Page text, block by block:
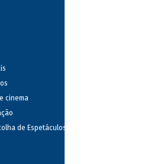
cinema
de Espetáculos